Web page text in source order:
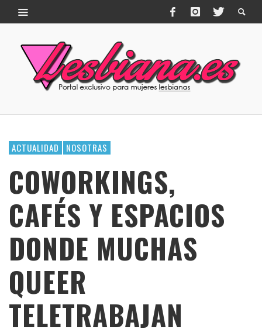
ACTUALIDAD NOSOTRAS
COWORKINGS,
CAFÉS Y ESPACIOS
DONDE MUCHAS
QUEER
TELETRABAJAN